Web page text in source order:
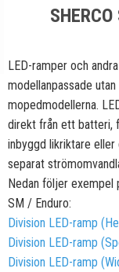
LED-ramper och
modellanpassade
mopedmodellerna.
direkt från ett batteri,
inbyggd likriktare eller
separat
Nedan följer exempel
SM / Enduro:
Division LED-ramp
Division LED-ramp
Division LED-ramp